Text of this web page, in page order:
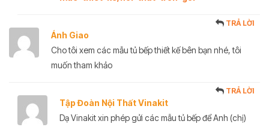
Ánh Giao
TRẢ LỜI
Cho tôi xem các mẫu tủ bếp thiết kế bên bạn nhé, tôi
muốn tham khảo
Tập Đoàn Nội Thất Vinakit
TRẢ LỜI
Dạ Vinakit xin phép gửi các mẫu tủ bếp để Anh (chị)